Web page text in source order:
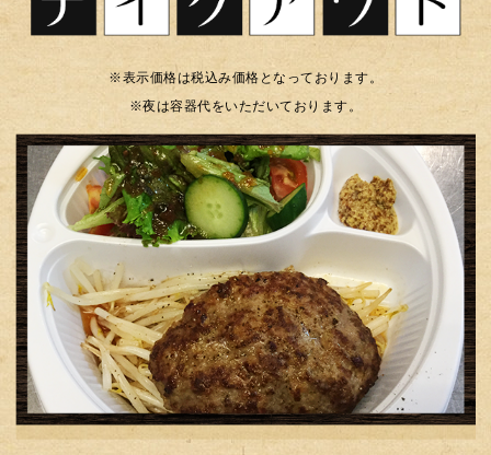
※表示価格は税込み価格となっております。
※夜は容器代をいただいております。